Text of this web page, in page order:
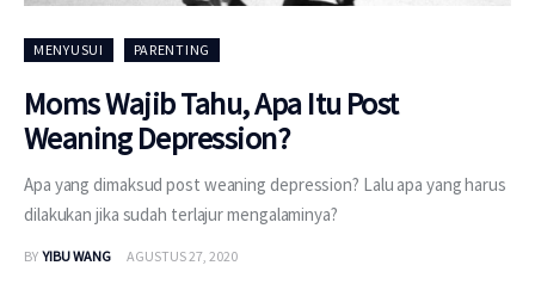
MENYUSUI PARENTING
Moms Wajib Tahu, Apa Itu Post
Weaning Depression?
Apa yang dimaksud post weaning depression? Lalu apa yang harus
dilakukan jika sudah terlajur mengalaminya?
BY YIBU WANG AGUSTUS 27, 2020